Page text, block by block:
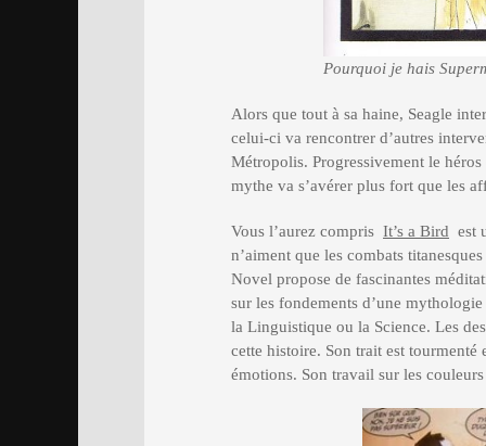
Pourquoi je hais
Alors que tout à sa haine, Seagle
celui-ci va rencontrer d’autres
Métropolis. Progressivement le
mythe va s’avérer plus fort que les
Vous l’aurez compris It’s a Bird est
n’aiment que les combats
Novel propose de fascinantes
sur les fondements d’une
la Linguistique ou la Science. Les
cette histoire. Son trait est tourmenté
émotions. Son travail sur les